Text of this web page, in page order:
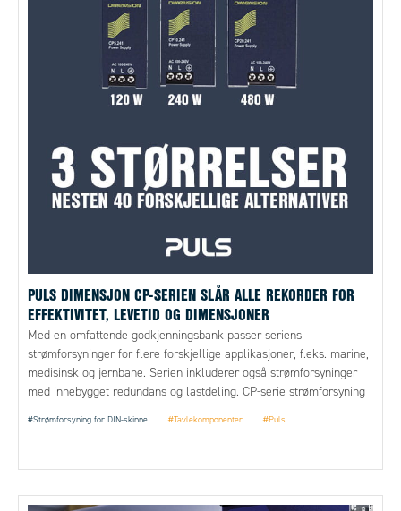
PULS DIMENSJON CP-SERIEN SLÅR ALLE REKORDER FOR
EFFEKTIVITET, LEVETID OG DIMENSJONER
Med en omfattende godkjenningsbank passer seriens
strømforsyninger for flere forskjellige applikasjoner, f.eks. marine,
medisinsk og jernbane. Serien inkluderer også strømforsyninger
med innebygget redundans og lastdeling. CP-serie strømforsyning
strømforsyningene i stand til å levere 3 ganger nominell strøm i 12
sikringer ved kortslutning.
#Strømforsyning for DIN-skinne #Tavlekomponenter #Puls